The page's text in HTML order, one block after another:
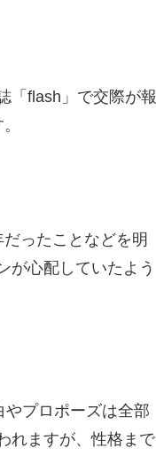
「flash」で交際が報
ったことなどを明
が心配していたよう
プロポーズは全部
れますが、性格まで